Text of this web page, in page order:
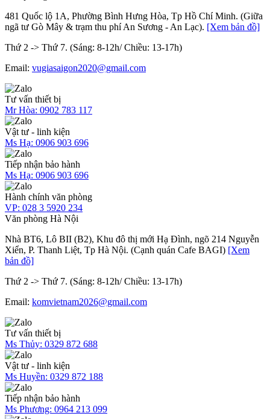
481 Quốc lộ 1A, Phường Bình Hưng Hòa, Tp Hồ Chí Minh. (Giữa
ngã tư Gò Mây & trạm thu phí An Sương - An Lạc). [Xem bản đồ]
Thứ 2 -> Thứ 7. (Sáng: 8-12h/ Chiều: 13-17h)
Email: vugiasaigon2020@gmail.com
Tư vấn thiết bị
Mr Hòa: 0902 783 117
Vật tư - linh kiện
Ms Hạ: 0906 903 696
Tiếp nhận bảo hành
Ms Hạ: 0906 903 696
Hành chính văn phòng
VP: 028 3 5920 234
Văn phòng Hà Nội
Nhà BT6, Lô BII (B2), Khu đô thị mới Hạ Đình, ngõ 214 Nguyễn
Xiển, P. Thanh Liệt, Tp Hà Nội. (Cạnh quán Cafe BAGI) [Xem
bản đồ]
Thứ 2 -> Thứ 7. (Sáng: 8-12h/ Chiều: 13-17h)
Email: komvietnam2026@gmail.com
Tư vấn thiết bị
Ms Thủy: 0329 872 688
Vật tư - linh kiện
Ms Huyền: 0329 872 188
Tiếp nhận bảo hành
Ms Phương: 0964 213 099